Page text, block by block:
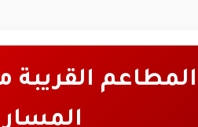
المطاعم القريبة
المسار